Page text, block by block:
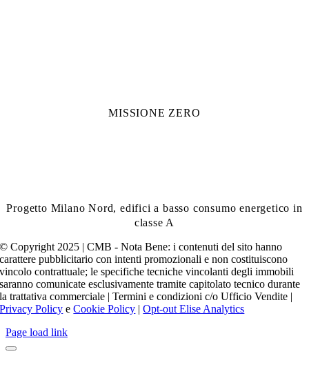
MISSIONE ZERO
Progetto Milano Nord, edifici a basso consumo energetico in
classe A
© Copyright 2025 | CMB - Nota Bene: i contenuti del sito hanno
carattere pubblicitario con intenti promozionali e non costituiscono
vincolo contrattuale; le specifiche tecniche vincolanti degli immobili
saranno comunicate esclusivamente tramite capitolato tecnico durante
la trattativa commerciale | Termini e condizioni c/o Ufficio Vendite |
Privacy Policy eCookie Policy |Opt-out Elise Analytics
Page load link